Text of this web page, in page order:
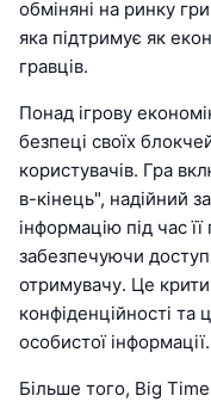
обміняні на ринку
яка підтримує як
гравців.
Понад ігрову
безпеці своїх
користувачів. Гра
в-кінець", надійний
інформацію під час
забезпечуючи
отримувачу. Це
конфіденційності та
особистої інформації.
Більше того, Big